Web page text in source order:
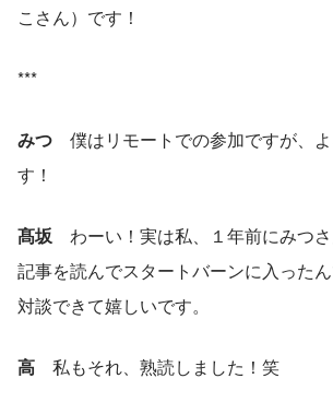
こさん）です！
***
みつ 僕はリモートでの参加ですが、
す！
髙坂 わーい！実は私、１年前にみつ
記事を読んでスタートバーンに入った
対談できて嬉しいです。
高 私もそれ、熟読しました！笑